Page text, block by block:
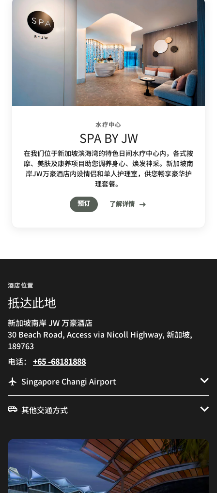
水疗中心
SPA BY JW
在我们位于新加坡滨海湾的特色日间水疗中心内，各式按
摩、美肤及康养项目助您调养身心、焕发神采。新加坡南
岸JW万豪酒店内设情侣和单人护理室，供您畅享豪华护
理套餐。
预订 了解详情
酒店位置
抵达此地
新加坡南岸 JW 万豪酒店
30 Beach Road, Access via Nicoll Highway, 新加坡,
189763
电话： +65 -68181888
Singapore Changi Airport
其他交通方式